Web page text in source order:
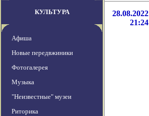
КУЛЬТУРА
Афиша
Новые передвжиники
Фотогалерея
Музыка
"Неизвестные" музеи
Риторика
28.08.2022
21:24